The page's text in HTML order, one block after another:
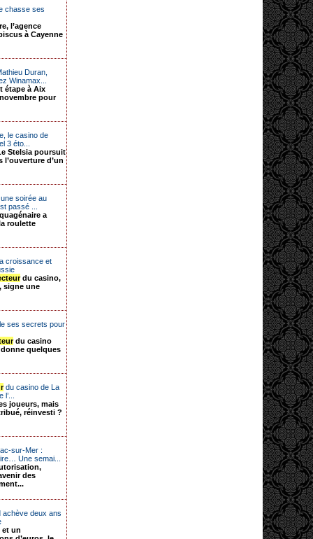
chasse ses
l’agence
à Cayenne
Duran,
Winamax...
étape à Aix
pour
le casino de
3 éto...
Stelsia poursuit
d’un
soirée au
passé ...
a
roulette
croissance et
du casino,
signe une
ses secrets pour
du casino
quelques
du casino de La
joueurs, mais
réinvesti ?
sur-Mer :
Une semai...
des
achève deux ans
et un